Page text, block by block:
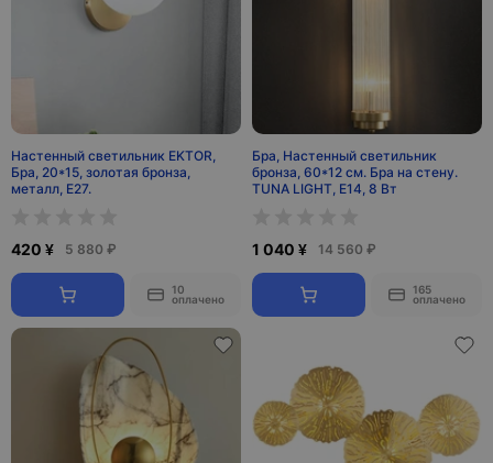
Настенный светильник EKTOR,
Бра, 20*15, золотая бронза,
металл, Е27.
420 ¥ 5 880 ₽
10
оплачено
Бра, Настенный светильник
бронза, 60*12 см. Бра на стену.
TUNA LIGHT, E14, 8 Вт
1 040 ¥ 14 560 ₽
165
оплачено